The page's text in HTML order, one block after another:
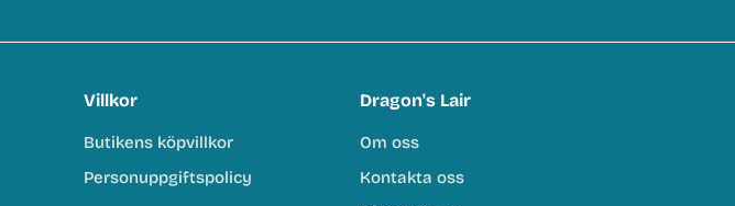
Villkor
Butikens köpvillkor
Personuppgiftspolicy
Dragon's Lair
Om oss
Kontakta oss